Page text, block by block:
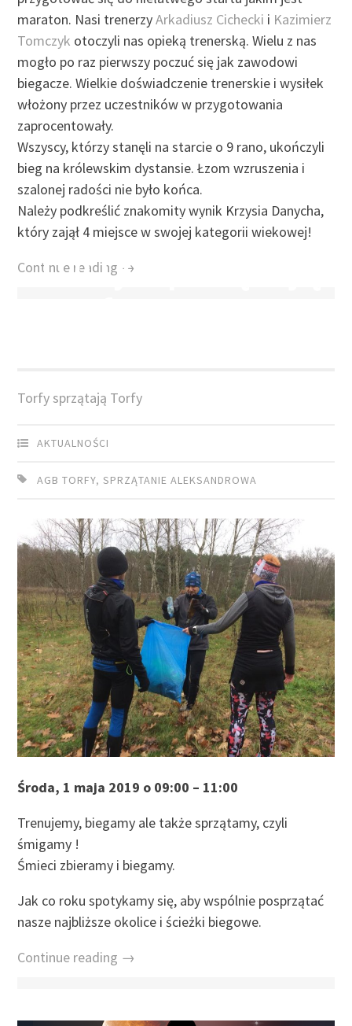
maraton. Nasi trenerzyArkadiusz Cichecki i Kazimierz
Tomczyk otoczyli nas opieką trenerską. Wielu z nas
mogło po raz pierwszy poczuć się jak zawodowi
biegacze. Wielkie doświadczenie trenerskie i wysiłek
włożony przez uczestników w przygotowania
zaprocentowały.
Wszyscy, którzy stanęli na starcie o 9 rano, ukończyli
bieg na królewskim dystansie. Łzom wzruszenia i
szalonej radości nie było końca.
Należy podkreślić znakomity wynik Krzysia Danycha,
który zajął 4 miejsce w swojej kategorii wiekowej!
Continue reading →
25 KWIETNIA 2019bySEBASTIAN GRODZICKI
Torfy sprzątają
Torfy sprzątają Torfy
AKTUALNOŚCI
AGB TORFY,SPRZĄTANIE ALEKSANDROWA
Środa, 1 maja 2019 o 09:00 – 11:00
Trenujemy, biegamy ale także sprzątamy, czyli
śmigamy !
Śmieci zbieramy i biegamy.
Jak co roku spotykamy się, aby wspólnie posprzątać
nasze najbliższe okolice i ścieżki biegowe.
Continue reading →